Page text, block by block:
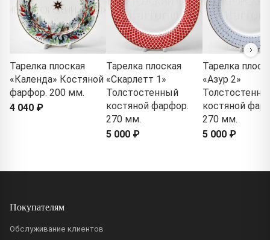
Тарелка плоская
«Календа» Костяной
фарфор. 200 мм.
4 040 ₽
Тарелка плоская
«Скарлетт 1»
Толстостенный
костяной фарфор.
270 мм.
5 000 ₽
Тарелка
«Азур 2»
костяной
270 мм.
5 000 ₽
Покупателям
Обслуживание клиентов